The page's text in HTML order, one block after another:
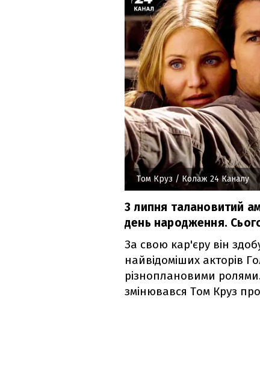
Том Круз / Колаж 24 Каналу
3 липня талановитий
день народження.
За свою кар'єру він
найвідоміших акторів
різноплановими ролями.
змінювався Том Круз